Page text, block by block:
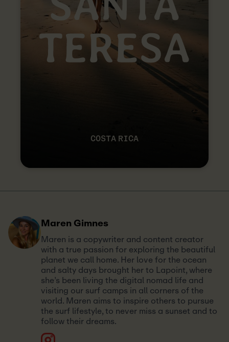
COSTA RICA
Maren Gimnes
Maren is a copywriter and content creator
with a true passion for exploring the beautiful
planet we call home. Her love for the ocean
and salty days brought her to Lapoint, where
she’s been living the digital nomad life and
visiting our surf camps in all corners of the
world. Maren aims to inspire others to pursue
the surf lifestyle, to never miss a sunset and to
follow their dreams.